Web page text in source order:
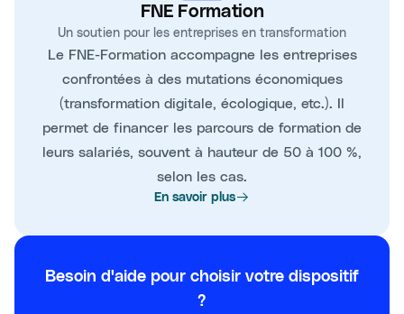
FNE Formation
Un soutien pour les entreprises en transformation
Le FNE-Formation accompagne les entreprises
confrontées à des mutations économiques
(transformation digitale, écologique, etc.). Il
permet de financer les parcours de formation de
leurs salariés, souvent à hauteur de 50 à 100 %,
selon les cas.
En savoir plus
Besoin d'aide pour choisir votre dispositif
?